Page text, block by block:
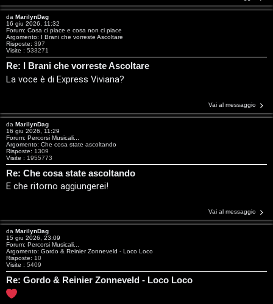
da MarilynDag
16 giu 2026, 11:32
Forum: Cosa ci piace e cosa non ci piace
Argomento: I Brani che vorreste Ascoltare
Risposte: 397
Visite : 533271
Re: I Brani che vorreste Ascoltare
La voce è di Express Viviana?
Vai al messaggio
da MarilynDag
16 giu 2026, 11:29
Forum: Percorsi Musicali...
Argomento: Che cosa state ascoltando
Risposte: 1309
Visite : 1955773
Re: Che cosa state ascoltando
E che ritorno aggiungerei!
Vai al messaggio
da MarilynDag
15 giu 2026, 23:09
Forum: Percorsi Musicali...
Argomento: Gordo & Reinier Zonneveld - Loco Loco
Risposte: 10
Visite : 5409
Re: Gordo & Reinier Zonneveld - Loco Loco
o
r
e
:
i
g
i
D
A
g
o
s